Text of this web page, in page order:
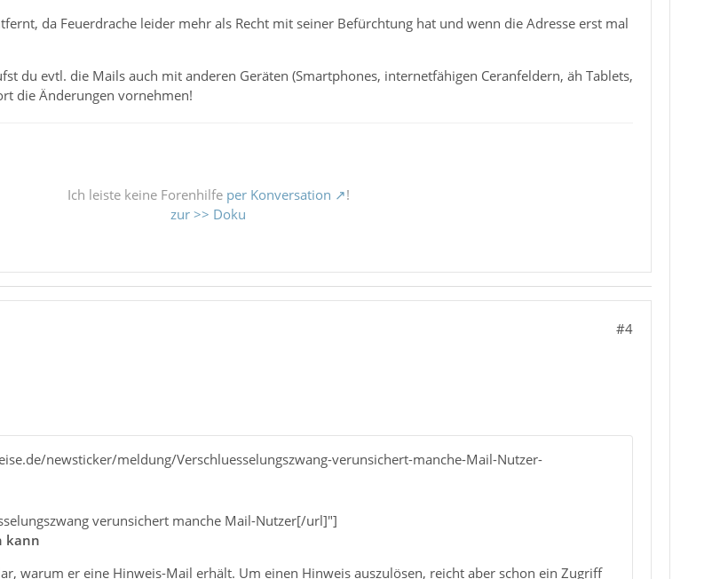
da Feuerdrache leider mehr als Recht mit seiner Befürchtung hat und wenn die Adresse erst mal
du evtl. die Mails auch mit anderen Geräten (Smartphones, internetfähigen Ceranfeldern, äh Tablets,
die Änderungen vornehmen!
Ich leiste keine Forenhilfe per Konversation
!
zur >> Doku
#4
newsticker/meldung/Verschluesselungszwang-verunsichert-manche-Mail-Nutzer-
verunsichert manche Mail-Nutzer[/url]"]
kann
warum er eine Hinweis-Mail erhält. Um einen Hinweis auszulösen, reicht aber schon ein Zugriff